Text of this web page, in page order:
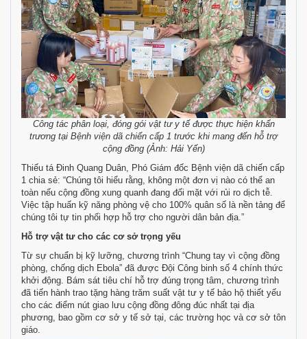
Công tác phân loại, đóng gói vật tư y tế được thực hiện khẩn
trương tại Bệnh viện dã chiến cấp 1 trước khi mang đến hỗ trợ
cộng đồng (Ảnh: Hải Yến)
Thiếu tá Đinh Quang Duân, Phó Giám đốc Bệnh viện dã chiến cấp
1 chia sẻ: “Chúng tôi hiểu rằng, không một đơn vị nào có thể an
toàn nếu cộng đồng xung quanh đang đối mặt với rủi ro dịch tễ.
Việc tập huấn kỹ năng phòng vệ cho 100% quân số là nền tảng để
chúng tôi tự tin phối hợp hỗ trợ cho người dân bản địa.”
Hỗ trợ vật tư cho các cơ sở trọng yếu
Từ sự chuẩn bị kỹ lưỡng, chương trình “Chung tay vì cộng đồng
phòng, chống dịch Ebola” đã được Đội Công binh số 4 chính thức
khởi động. Bám sát tiêu chí hỗ trợ đúng trọng tâm, chương trình
đã tiến hành trao tặng hàng trăm suất vật tư y tế bảo hộ thiết yếu
cho các điểm nút giao lưu cộng đồng đông đúc nhất tại địa
phương, bao gồm cơ sở y tế sở tại, các trường học và cơ sở tôn
giáo.